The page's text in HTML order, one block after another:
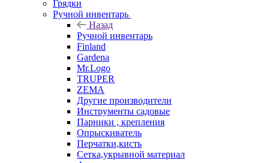
Грядки
Ручной инвентарь
Назад
Ручной инвентарь
Finland
Gardena
Mr.Logo
TRUPER
ZEMA
Другие производители
Инструменты садовые
Парники , крепления
Опрыскиватель
Перчатки,кисть
Сетка,укрывной материал